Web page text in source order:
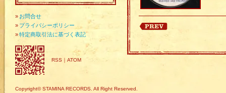
» お問合せ
» プライバシーポリシー
»特定商取引法に基づく表記
RSS ｜ ATOM
Copyright© STAMINA RECORDS. All Right Reserved.